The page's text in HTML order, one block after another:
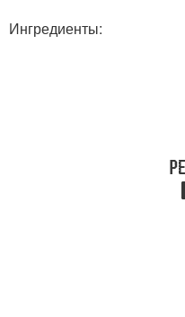
Ингредиенты: